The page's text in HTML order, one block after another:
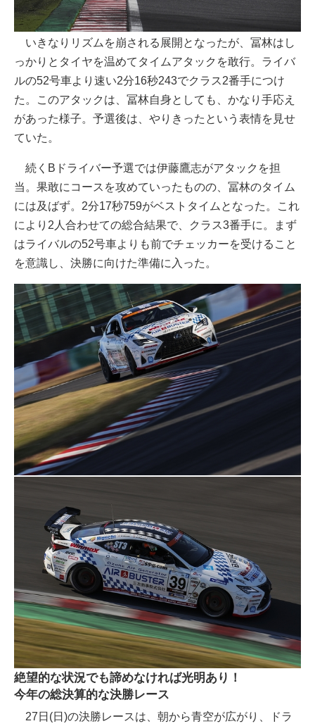
いきなりリズムを崩される展開となったが、冨林はし
っかりとタイヤを温めてタイムアタックを敢行。ライバ
ルの52号車より速い2分16秒243でクラス2番手につけ
た。このアタックは、冨林自身としても、かなり手応え
があった様子。予選後は、やりきったという表情を見せ
ていた。
続くBドライバー予選では伊藤鷹志がアタックを担
当。果敢にコースを攻めていったものの、冨林のタイム
には及ばず。2分17秒759がベストタイムとなった。これ
により2人合わせての総合結果で、クラス3番手に。まず
はライバルの52号車よりも前でチェッカーを受けること
を意識し、決勝に向けた準備に入った。
絶望的な状況でも諦めなければ光明あり！
今年の総決算的な決勝レース
27日(日)の決勝レースは、朝から青空が広がり、ドラ